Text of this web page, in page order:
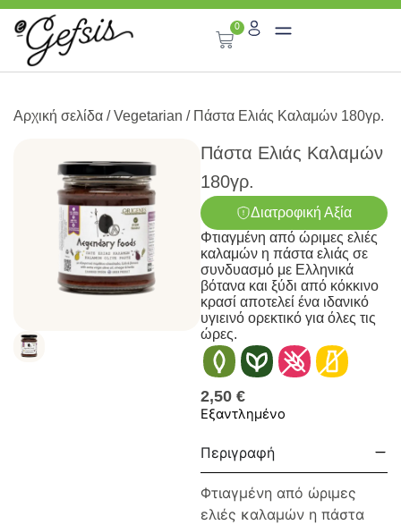
0
Αρχική σελίδα /Vegetarian / Πάστα Ελιάς Καλαμών 180γρ.
Πάστα Ελιάς Καλαμών
180γρ.
Διατροφική Αξία
Φτιαγμένη από ώριμες ελιές
καλαμών η πάστα ελιάς σε
συνδυασμό με Ελληνικά
βότανα και ξύδι από κόκκινο
κρασί αποτελεί ένα ιδανικό
υγιεινό ορεκτικό για όλες τις
ώρες.
2,50 €
Εξαντλημένο
Περιγραφή
Φτιαγμένη από ώριμες
ελιές καλαμών η πάστα